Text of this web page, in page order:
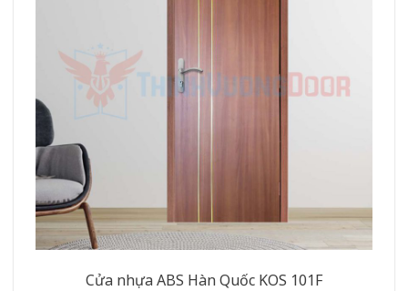
Cửa nhựa ABS Hàn Quốc KOS 101F